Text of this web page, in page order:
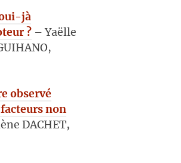
jà
? – Yaëlle
observé
non
DACHET,